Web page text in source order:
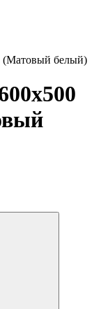
(Матовый белый)